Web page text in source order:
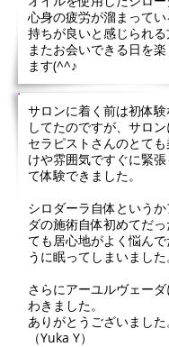
心身の疲労が溜まって
持ちが良いと感じられ
またお会いできる日を
ます(^^♪
サロンに着く前は初体
してたのですが、サロ
セラピストさんのとて
けや雰囲気ですぐに緊
て体験できました。
シロダーラ自体という
ダの施術自体初めてだ
ても居心地がよく悩ん
うに眠ってしまいました
さらにアーユルヴェー
わきました。
ありがとうございました
（Yuka Y）